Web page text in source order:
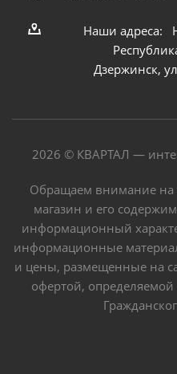
Наши адреса:
Дзержинск,
2026 © КВАРТАЛ —
Обращаем внимание на
магазин и его
информационный
информационные
и цены, размещенные на
офертой,